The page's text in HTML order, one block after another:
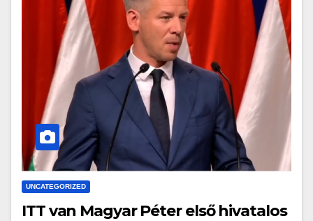
UNCATEGORIZED
ITT van Magyar Péter első hivatalos